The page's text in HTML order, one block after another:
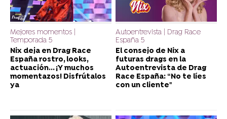
Mejores momentos |
Temporada 5
Nix deja en Drag Race
España rostro, looks,
actuación... ¡Y muchos
momentazos! Disfrútalos
ya
Autoentrevista | Drag Race
España 5
El consejo de Nix a
futuras drags en la
Autoentrevista de Drag
Race España: “No te líes
con un cliente"